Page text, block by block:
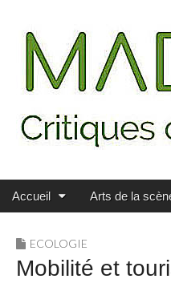
Main menu
Skip to content
Accueil Arts de la
ECOLOGIE
Mobilité et